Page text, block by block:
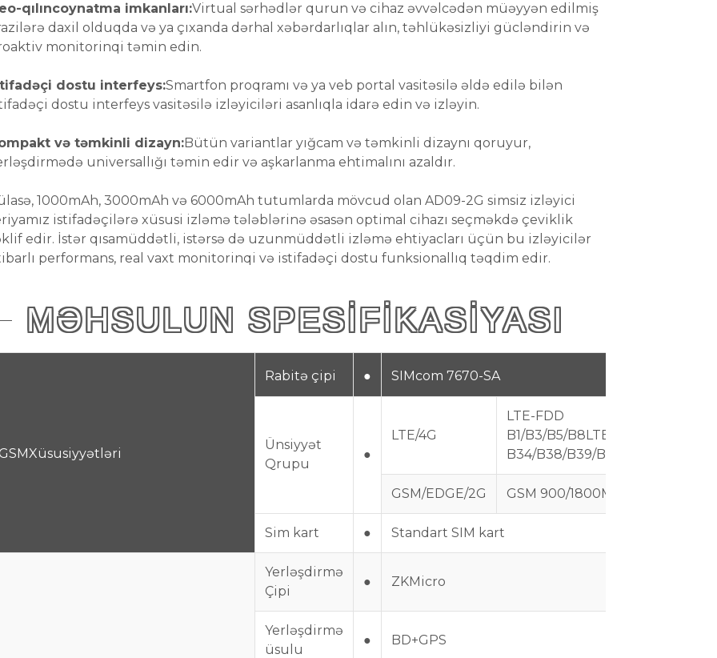
qılıncoynatma imkanları:Virtual sərhədlər qurun və cihaz əvvəlcədən müəyyən edilmiş
daxil olduqda və ya çıxanda dərhal xəbərdarlıqlar alın, təhlükəsizliyi gücləndirin və
monitorinqi təmin edin.
dostu interfeys:Smartfon proqramı və ya veb portal vasitəsilə əldə edilə bilən
dostu interfeys vasitəsilə izləyiciləri asanlıqla idarə edin və izləyin.
və təmkinli dizayn:Bütün variantlar yığcam və təmkinli dizaynı qoruyur,
universallığı təmin edir və aşkarlanma ehtimalını azaldır.
1000mAh, 3000mAh və 6000mAh tutumlarda mövcud olan AD09-2G simsiz izləyici
istifadəçilərə xüsusi izləmə tələblərinə əsasən optimal cihazı seçməkdə çeviklik
edir. İstər qısamüddətli, istərsə də uzunmüddətli izləmə ehtiyacları üçün bu izləyicilər
performans, real vaxt monitorinqi və istifadəçi dostu funksionallıq təqdim edir.
MƏHSULUN SPESIFIKASIYASI
GSMXüsusiyyətləri
Rabitə çipi ● SIMcom 7670-SA
Ünsiyyət
Qrupu
●
LTE/4G
LTE-FDD
B1/B3/B5/B8LTE-TDD
B34/B38/B39/B40/B41
GSM/EDGE/2G GSM 900/1800MHz
Sim kart ● Standart SIM kart
Yerləşdirmə
Çipi
● ZKMicro
Yerləşdirmə
üsulu
● BD+GPS